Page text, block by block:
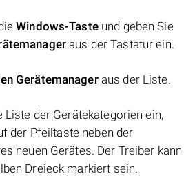
Windows-Tasteund geben Sie
aus der Tastatur ein.
Gerätemanageraus der Liste.
Liste der Gerätekategorien ein,
der Pfeiltaste neben der
neuen Gerätes. Der Treiber kann
Dreieck markiert sein.